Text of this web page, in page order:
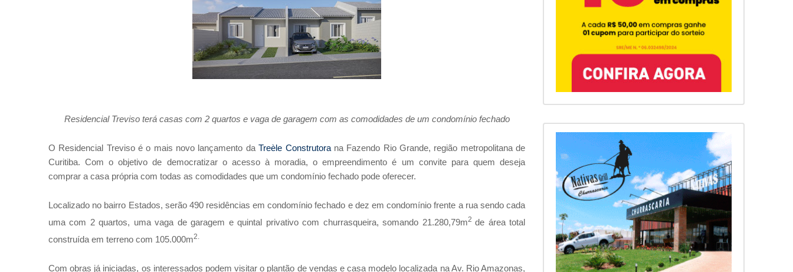
Residencial Treviso terá casas com 2 quartos e vaga de garagem com as comodidades de um condomínio fechado
O Residencial Treviso é o mais novo lançamento daTreèle Construtorana Fazendo Rio Grande, região metropolitana de
Curitiba. Com o objetivo de democratizar o acesso à moradia, o empreendimento é um convite para quem deseja
comprar a casa própria com todas as comodidades que um condomínio fechado pode oferecer.
Localizado no bairro Estados, serão 490 residências em condomínio fechado e dez em condomínio frente a rua sendo cada
uma com 2 quartos, uma vaga de garagem e quintal privativo com churrasqueira, somando 21.280,79m2 de área total
construída em terreno com 105.000m2.
Com obras já iniciadas, os interessados podem visitar o plantão de vendas e casa modelo localizada na Av. Rio Amazonas,